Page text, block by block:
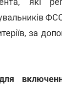
за